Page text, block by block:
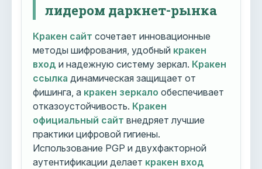
лидером даркнет-рынка
Кракен сайт сочетает инновационные
методы шифрования, удобный кракен
вход и надежную систему зеркал. Кракен
ссылка динамическая защищает от
фишинга, а кракен зеркало обеспечивает
отказоустойчивость. Кракен
официальный сайт внедряет лучшие
практики цифровой гигиены.
Использование PGP и двухфакторной
аутентификации делает кракен вход